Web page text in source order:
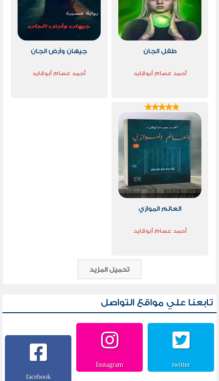
طفل الجان
أحمد عصام أبوقايد
جيهان وأرض الجان
أحمد عصام أبوقايد
العالم الموازي
أحمد عصام أبوقايد
تحميل المزيد
تابعنا علي مواقع التواصل
twitter
Instagram
facebook